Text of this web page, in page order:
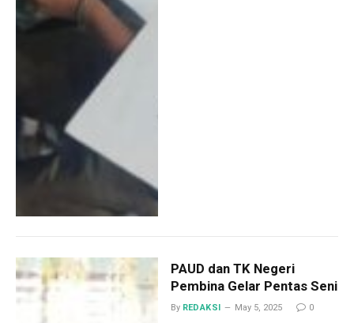
PAUD dan TK Negeri
Pembina Gelar Pentas Seni
By REDAKSI May 5, 2025 0